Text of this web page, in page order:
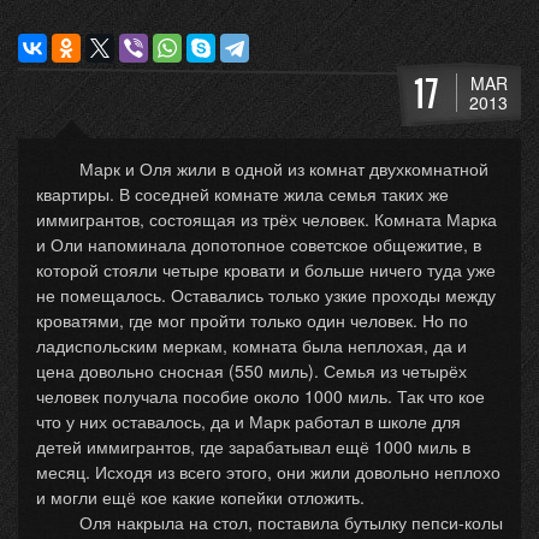
17
MAR
2013
Марк и Оля жили в одной из комнат двухкомнатной
квартиры. В соседней комнате жила семья таких же
иммигрантов, состоящая из трёх человек. Комната Марка
и Оли напоминала допотопное советское общежитие, в
которой стояли четыре кровати и больше ничего туда уже
не помещалось. Оставались только узкие проходы между
кроватями, где мог пройти только один человек. Но по
ладиспольским меркам, комната была неплохая, да и
цена довольно сносная (550 миль). Семья из четырёх
человек получала пособие около 1000 миль. Так что кое
что у них оставалось, да и Марк работал в школе для
детей иммигрантов, где зарабатывал ещё 1000 миль в
месяц. Исходя из всего этого, они жили довольно неплохо
и могли ещё кое какие копейки отложить.
Оля накрыла на стол, поставила бутылку пепси-колы